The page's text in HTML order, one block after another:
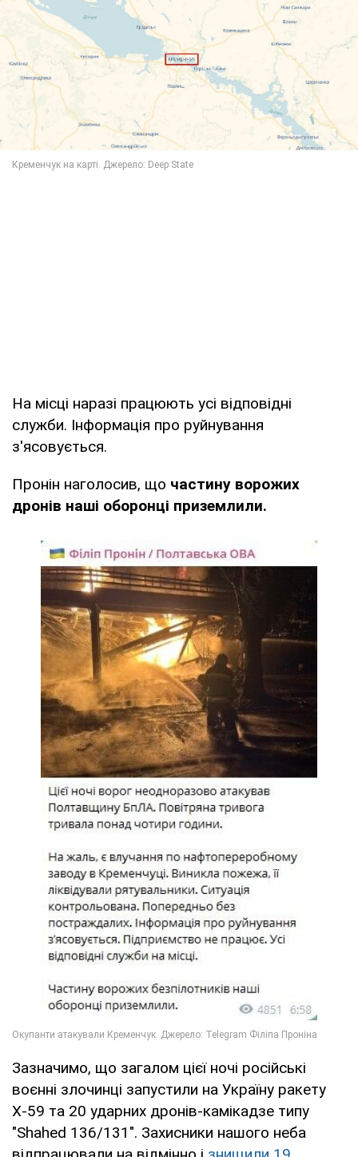
На місці наразі працюють усі відповідні
служби. Інформація про руйнування
з'ясовується.
Пронін наголосив, що частину ворожих
дронів наші оборонці приземлили.
Зазначимо, що загалом цієї ночі російські
воєнні злочинці запустили на Україну ракету
Х-59 та 20 ударних дронів-камікадзе типу
"Shahed 136/131". Захисники нашого неба